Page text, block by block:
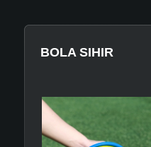
BOLA SIHIR